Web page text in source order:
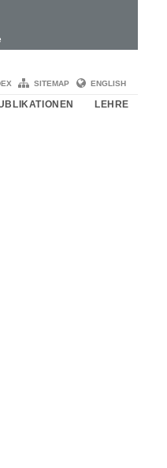
SITEMAP ENGLISH
LEHRE